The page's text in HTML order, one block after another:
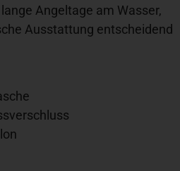
Angeltage am Wasser,
Ausstattung entscheidend